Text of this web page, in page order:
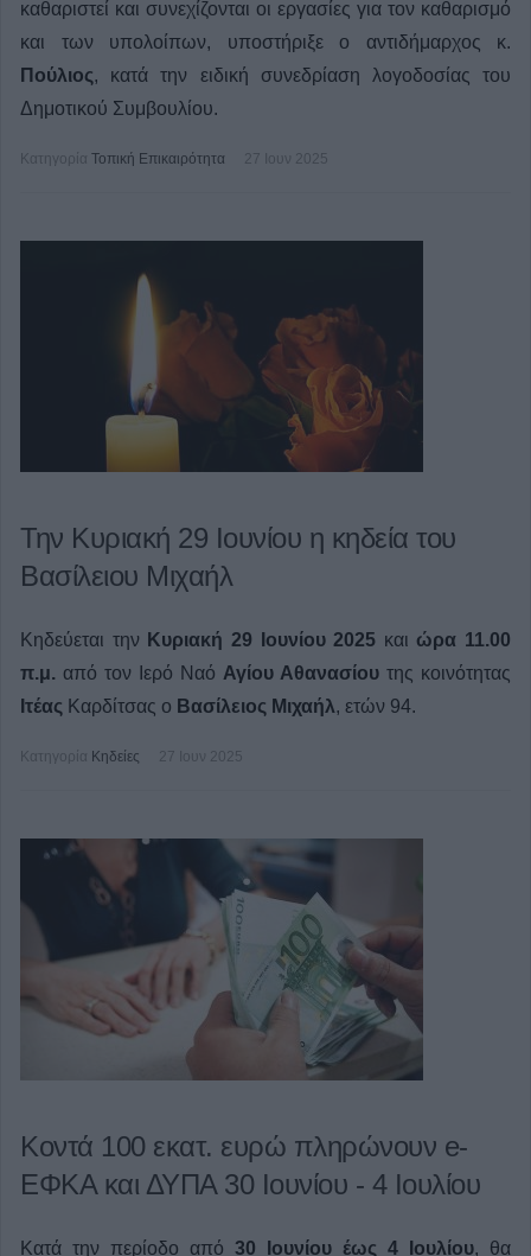
καθαριστεί και συνεχίζονται οι εργασίες για τον καθαρισμό
και των υπολοίπων, υποστήριξε ο αντιδήμαρχος κ.
Πούλιος, κατά την ειδική συνεδρίαση λογοδοσίας του
Δημοτικού Συμβουλίου.
Κατηγορία Τοπική Επικαιρότητα 27 Ιουν 2025
Την Κυριακή 29 Ιουνίου η κηδεία του
Βασίλειου Μιχαήλ
Κηδεύεται την Κυριακή 29 Ιουνίου 2025 και ώρα 11.00
π.μ. από τον Ιερό Ναό Αγίου Αθανασίου της κοινότητας
Ιτέας Καρδίτσας ο Βασίλειος Μιχαήλ, ετών 94.
Κατηγορία Κηδείες 27 Ιουν 2025
Κοντά 100 εκατ. ευρώ πληρώνουν e-
ΕΦΚΑ και ΔΥΠΑ 30 Ιουνίου - 4 Ιουλίου
Κατά την περίοδο από 30 Ιουνίου έως 4 Ιουλίου, θα